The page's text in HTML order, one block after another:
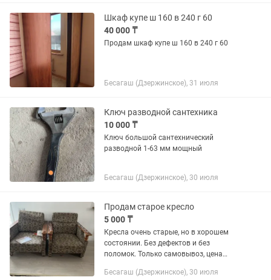
Шкаф купе ш 160 в 240 г 60
40 000 ₸
Продам шкаф купе ш 160 в 240 г 60
Бесагаш (Дзержинское), 31 июля
Ключ разводной сантехника
10 000 ₸
Ключ большой сантехнический
разводной 1-63 мм мощный
Бесагаш (Дзержинское), 30 июля
Продам старое кресло
5 000 ₸
Кресла очень старые, но в хорошем
состоянии. Без дефектов и без
поломок. Только самовывоз, цена
Бесагаш (Дзержинское), 30 июля